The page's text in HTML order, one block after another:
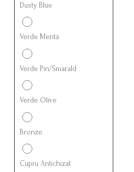
Dusty Blue
Verde Mentă
Verde Pin/Smarald
Verde Olive
Bronze
Cupru Antichizat